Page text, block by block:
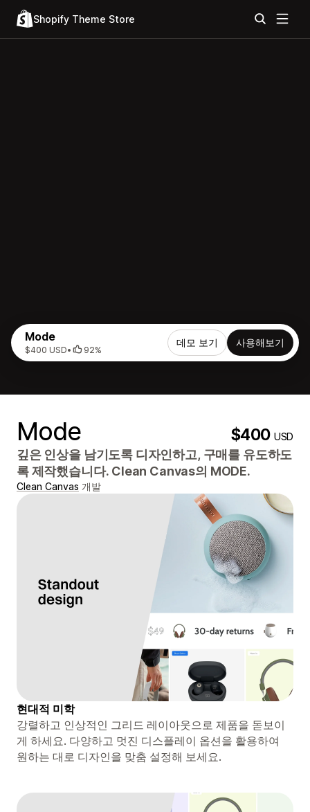
Shopify Theme Store
Mode
$400 USD• 92%
데모 보기 사용해보기
Mode $400USD
깊은 인상을 남기도록 디자인하고, 구매를 유도하도
록 제작했습니다. Clean Canvas의 MODE.
Clean Canvas 개발
현대적 미학
강렬하고 인상적인 그리드 레이아웃으로 제품을 돋보이
게 하세요. 다양하고 멋진 디스플레이 옵션을 활용하여
원하는 대로 디자인을 맞춤 설정해 보세요.